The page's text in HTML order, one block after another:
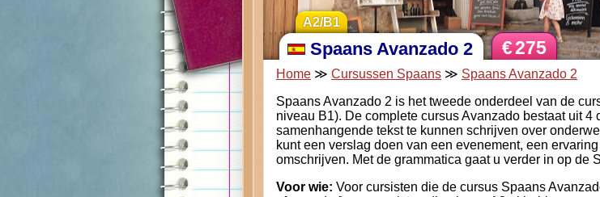
Spaans Avanzado 2
A2/B1
€275
Home ≫ Cursussen Spaans ≫ Spaans Avanzado 2
Spaans Avanzado 2 is het tweede onderdeel van de
niveau B1). De complete cursus Avanzado bestaat uit
samenhangende tekst te kunnen schrijven over
kunt een verslag doen van een evenement, een
omschrijven. Met de grammatica gaat u verder in op de
Voor wie: Voor cursisten die de cursus Spaans